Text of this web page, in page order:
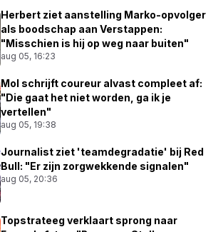
Herbert ziet aanstelling Marko-opvolger
als boodschap aan Verstappen:
"Misschien is hij op weg naar buiten"
aug 05, 16:23
Mol schrijft coureur alvast compleet af:
"Die gaat het niet worden, ga ik je
vertellen"
aug 05, 19:38
Journalist ziet 'teamdegradatie' bij Red
Bull: "Er zijn zorgwekkende signalen"
aug 05, 20:36
Topstrateeg verklaart sprong naar